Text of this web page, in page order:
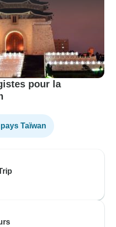
pour la
Taïwan